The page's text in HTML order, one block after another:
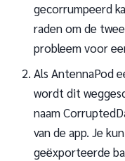
gecorrumpeerd
raden om de
probleem voor
Als AntennaPod
wordt dit
naam
van de app. Je
geëxporteerde